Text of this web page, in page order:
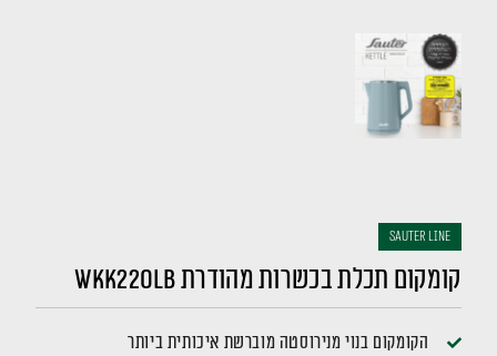
sauter LINE
קומקום תכלת בכשרות מהודרת WKK220LB
הקומקום בנוי מנירוסטה מוברשת איכותית ביותר